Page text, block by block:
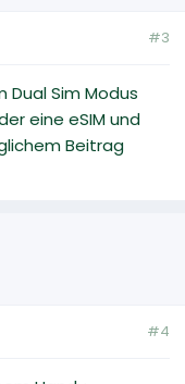
#3
Dual Sim Modus
eine eSIM und
Beitrag
#4